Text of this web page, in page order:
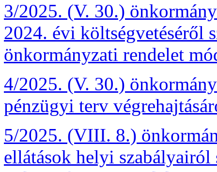
3/2025. (V. 30.)
2024. évi költségvetéséről
önkormányzati rendelet
4/2025. (V. 30.)
pénzügyi terv
5/2025. (VIII. 8.)
ellátások helyi